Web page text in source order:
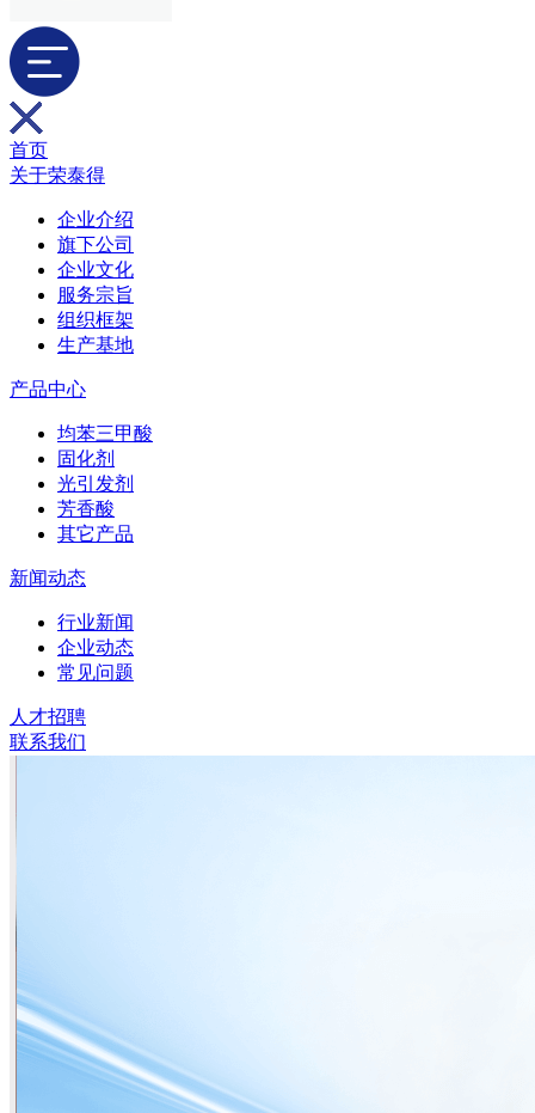
首页
关于荣泰得
企业介绍
旗下公司
企业文化
服务宗旨
组织框架
生产基地
产品中心
均苯三甲酸
固化剂
光引发剂
芳香酸
其它产品
新闻动态
行业新闻
企业动态
常见问题
人才招聘
联系我们